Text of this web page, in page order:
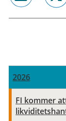
2026
FI kommer